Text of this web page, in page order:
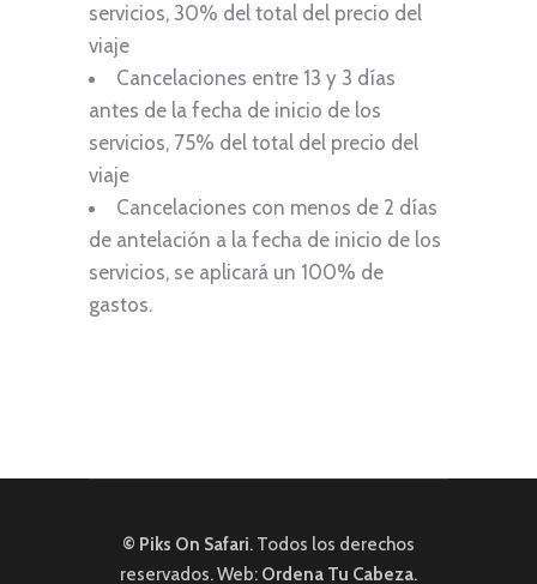
servicios, 30% del total del precio del
viaje
Cancelaciones entre 13 y 3 días
antes de la fecha de inicio de los
servicios, 75% del total del precio del
viaje
Cancelaciones con menos de 2 días
de antelación a la fecha de inicio de los
servicios, se aplicará un 100% de
gastos.
© Piks On Safari. Todos los derechos
reservados. Web: Ordena Tu Cabeza.